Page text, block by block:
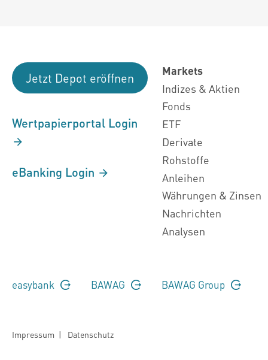
Jetzt Depot eröffnen
Wertpapierportal Login
eBanking Login
Markets
Indizes & Aktien
Fonds
ETF
Derivate
Rohstoffe
Anleihen
Währungen & Zinsen
Nachrichten
Analysen
easybank BAWAG BAWAG Group
Impressum | Datenschutz